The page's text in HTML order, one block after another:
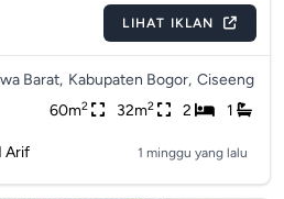
LIHAT IKLAN
Barat, Kabupaten Bogor, Ciseeng
60m2 32m2 2 1
Arif 1 minggu yang lalu